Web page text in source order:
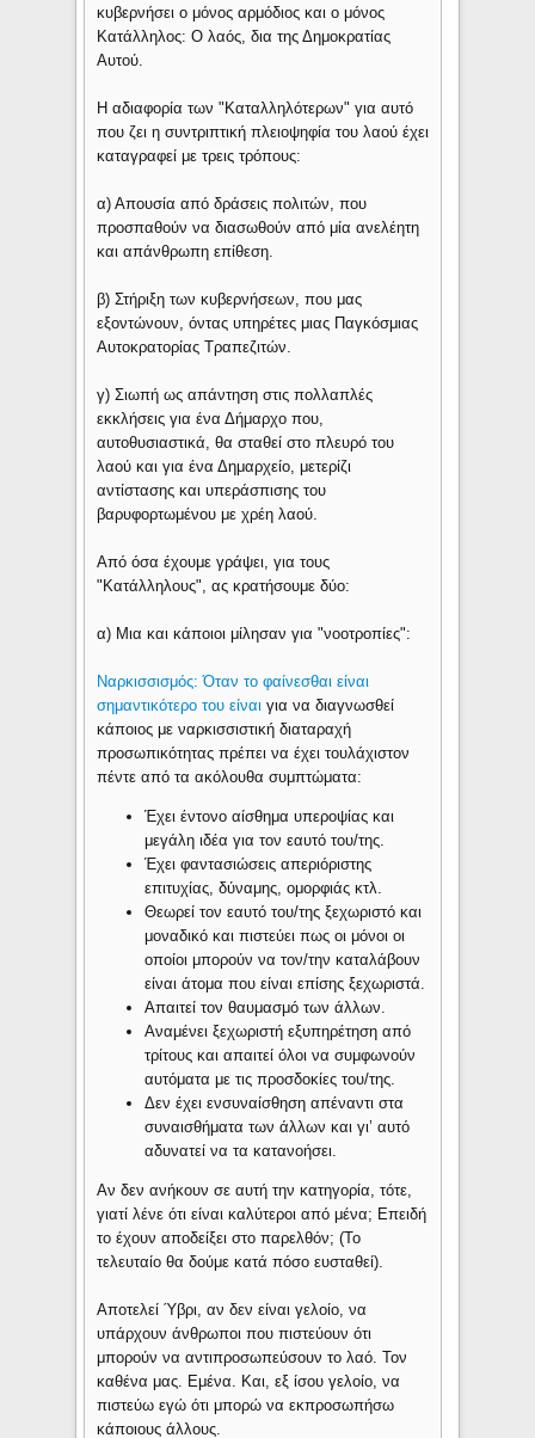
κυβερνήσει ο μόνος αρμόδιος και ο μόνος
Κατάλληλος: Ο λαός, δια της Δημοκρατίας
Αυτού.
Η αδιαφορία των "Καταλληλότερων" για αυτό
που ζει η συντριπτική πλειοψηφία του λαού έχει
καταγραφεί με τρεις τρόπους:
α) Απουσία από δράσεις πολιτών, που
προσπαθούν να διασωθούν από μία ανελέητη
και απάνθρωπη επίθεση.
β) Στήριξη των κυβερνήσεων, που μας
εξοντώνουν, όντας υπηρέτες μιας Παγκόσμιας
Αυτοκρατορίας Τραπεζιτών.
γ) Σιωπή ως απάντηση στις πολλαπλές
εκκλήσεις για ένα Δήμαρχο που,
αυτοθυσιαστικά, θα σταθεί στο πλευρό του
λαού και για ένα Δημαρχείο, μετερίζι
αντίστασης και υπεράσπισης του
βαρυφορτωμένου με χρέη λαού.
Από όσα έχουμε γράψει, για τους
"Κατάλληλους", ας κρατήσουμε δύο:
α) Μια και κάποιοι μίλησαν για "νοοτροπίες":
Ναρκισσισμός: Όταν το φαίνεσθαι είναι
σημαντικότερο του είναι για να διαγνωσθεί
κάποιος με ναρκισσιστική διαταραχή
προσωπικότητας πρέπει να έχει τουλάχιστον
πέντε από τα ακόλουθα συμπτώματα:
Έχει έντονο αίσθημα υπεροψίας και
μεγάλη ιδέα για τον εαυτό του/της.
Έχει φαντασιώσεις απεριόριστης
επιτυχίας, δύναμης, ομορφιάς κτλ.
Θεωρεί τον εαυτό του/της ξεχωριστό και
μοναδικό και πιστεύει πως οι μόνοι οι
οποίοι μπορούν να τον/την καταλάβουν
είναι άτομα που είναι επίσης ξεχωριστά.
Απαιτεί τον θαυμασμό των άλλων.
Αναμένει ξεχωριστή εξυπηρέτηση από
τρίτους και απαιτεί όλοι να συμφωνούν
αυτόματα με τις προσδοκίες του/της.
Δεν έχει ενσυναίσθηση απέναντι στα
συναισθήματα των άλλων και γι’ αυτό
αδυνατεί να τα κατανοήσει.
Αν δεν ανήκουν σε αυτή την κατηγορία, τότε,
γιατί λένε ότι είναι καλύτεροι από μένα; Επειδή
το έχουν αποδείξει στο παρελθόν; (Το
τελευταίο θα δούμε κατά πόσο ευσταθεί).
Αποτελεί Ύβρι, αν δεν είναι γελοίο, να
υπάρχουν άνθρωποι που πιστεύουν ότι
μπορούν να αντιπροσωπεύσουν το λαό. Τον
καθένα μας. Εμένα. Και, εξ ίσου γελοίο, να
πιστεύω εγώ ότι μπορώ να εκπροσωπήσω
κάποιους άλλους.